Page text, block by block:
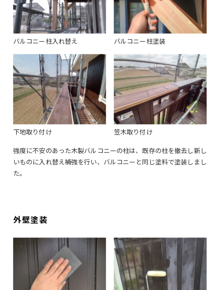
バルコニー柱入れ替え バルコニー柱塗装
下地取り付け 笠木取り付け
強度に不安のあった木製バルコニーの柱は、既存の柱を撤去し新し
いものに入れ替え補強を行い、バルコニーと同じ塗料で塗装しまし
た。
外壁塗装